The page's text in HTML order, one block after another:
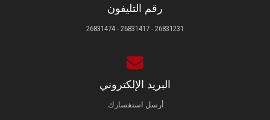
رقم التليفون
26831231 - 26831417 - 26831474
البريد الإلكتروني
أرسل استفسارك.